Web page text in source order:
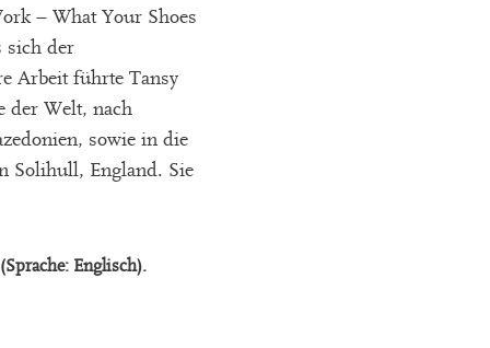
– What Your Shoes
sich der
Arbeit führte Tansy
der Welt, nach
sowie in die
Solihull, England. Sie
Englisch).